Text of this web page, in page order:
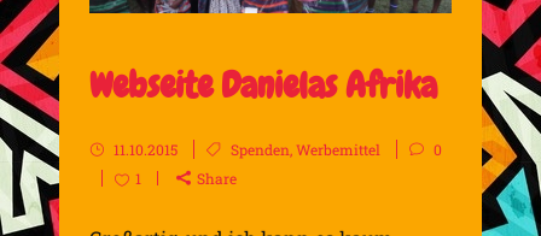
Webseite Danielas Afrika
11.10.2015 Spenden,Werbemittel
0
1
Share